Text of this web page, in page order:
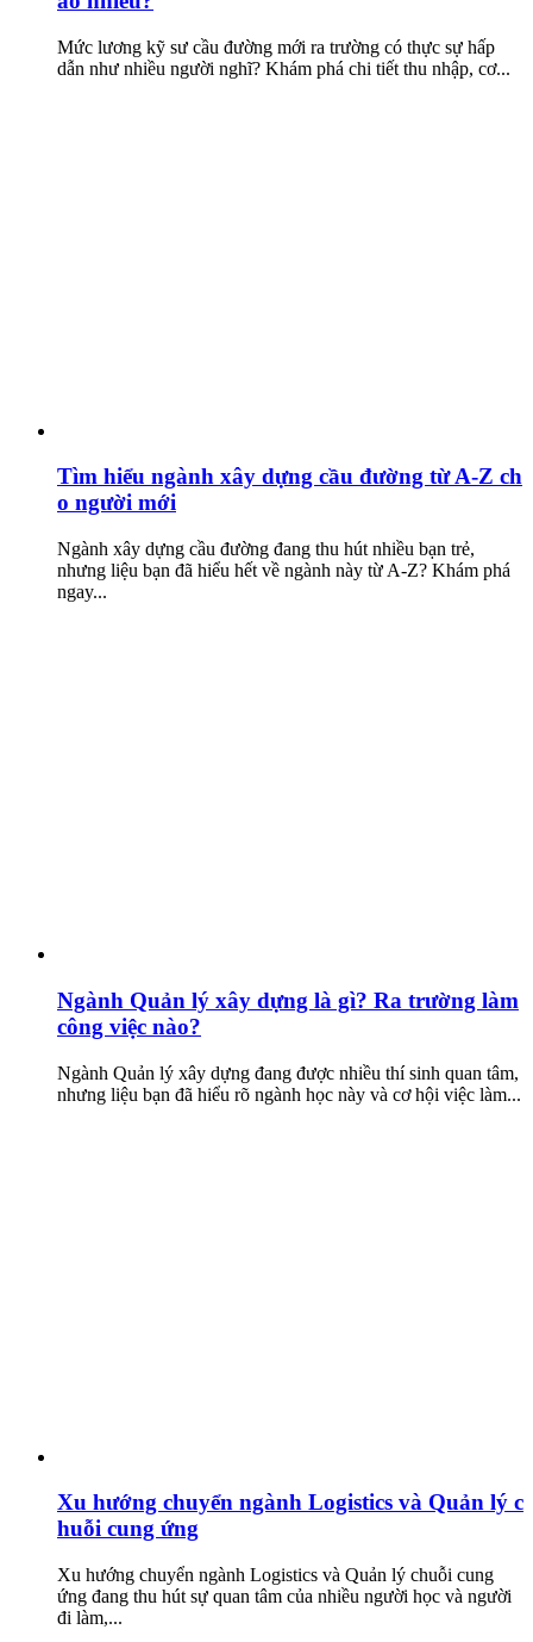
Mức lương kỹ sư cầu đường mới ra trường có thực sự hấp
dẫn như nhiều người nghĩ? Khám phá chi tiết thu nhập, cơ...
Tìm hiểu ngành xây dựng cầu đường từ A-Z ch
o người mới
Ngành xây dựng cầu đường đang thu hút nhiều bạn trẻ,
nhưng liệu bạn đã hiểu hết về ngành này từ A-Z? Khám phá
ngay...
Ngành Quản lý xây dựng là gì? Ra trường làm
công việc nào?
Ngành Quản lý xây dựng đang được nhiều thí sinh quan tâm,
nhưng liệu bạn đã hiểu rõ ngành học này và cơ hội việc làm...
Xu hướng chuyển ngành Logistics và Quản lý c
huỗi cung ứng
Xu hướng chuyển ngành Logistics và Quản lý chuỗi cung
ứng đang thu hút sự quan tâm của nhiều người học và người
đi làm,...